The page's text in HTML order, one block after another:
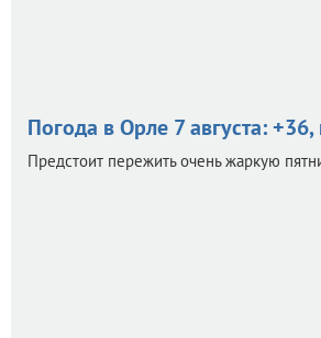
Погода в Орле 7 августа:
Предстоит пережить очень жаркую